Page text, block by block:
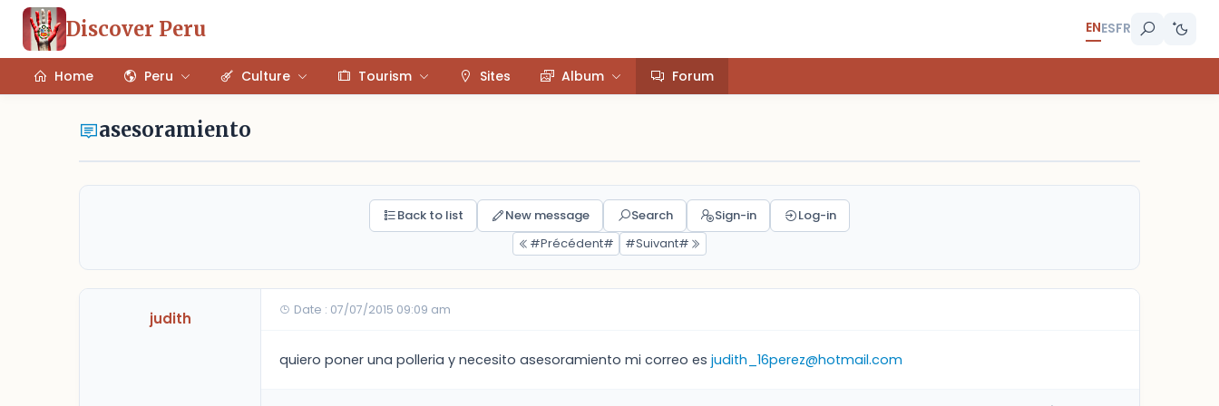
Discover Peru ENESFR
Home Peru Culture Tourism Sites Album Forum
asesoramiento
Back to list New message Search Sign-in
Log-in
#Précédent#
#Suivant#
judith Date : 07/07/2015 09:09 am
quiero poner una polleria y necesito asesoramiento mi correo es judith_16perez@hotmail.com